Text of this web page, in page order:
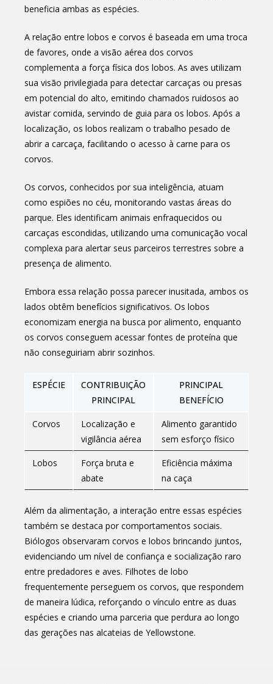
beneficia ambas as espécies.
A relação entre lobos e corvos é baseada em uma troca
de favores, onde a visão aérea dos corvos
complementa a força física dos lobos. As aves utilizam
sua visão privilegiada para detectar carcaças ou presas
em potencial do alto, emitindo chamados ruidosos ao
avistar comida, servindo de guia para os lobos. Após a
localização, os lobos realizam o trabalho pesado de
abrir a carcaça, facilitando o acesso à carne para os
corvos.
Os corvos, conhecidos por sua inteligência, atuam
como espiões no céu, monitorando vastas áreas do
parque. Eles identificam animais enfraquecidos ou
carcaças escondidas, utilizando uma comunicação vocal
complexa para alertar seus parceiros terrestres sobre a
presença de alimento.
Embora essa relação possa parecer inusitada, ambos os
lados obtêm benefícios significativos. Os lobos
economizam energia na busca por alimento, enquanto
os corvos conseguem acessar fontes de proteína que
não conseguiriam abrir sozinhos.
ESPÉCIE
CONTRIBUIÇÃO
PRINCIPAL
PRINCIPAL
BENEFÍCIO
Corvos
Localização e
vigilância aérea
Alimento garantido
sem esforço físico
Lobos
Força bruta e
abate
Eficiência máxima
na caça
Além da alimentação, a interação entre essas espécies
também se destaca por comportamentos sociais.
Biólogos observaram corvos e lobos brincando juntos,
evidenciando um nível de confiança e socialização raro
entre predadores e aves. Filhotes de lobo
frequentemente perseguem os corvos, que respondem
de maneira lúdica, reforçando o vínculo entre as duas
espécies e criando uma parceria que perdura ao longo
das gerações nas alcateias de Yellowstone.